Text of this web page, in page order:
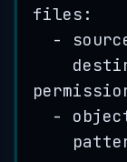
files :
-
-